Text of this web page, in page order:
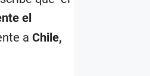
el
a Chile,